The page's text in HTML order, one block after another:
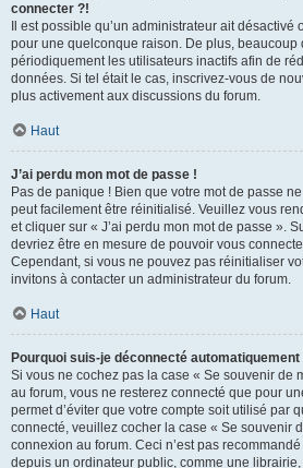
connecter ?!
Il est possible qu’un administrateur ait désactivé
pour une quelconque raison. De plus, beaucoup
périodiquement les utilisateurs inactifs afin de
données. Si tel était le cas, inscrivez-vous de
plus activement aux discussions du forum.
Haut
J’ai perdu mon mot de passe !
Pas de panique ! Bien que votre mot de passe
peut facilement être réinitialisé. Veuillez vous
et cliquer sur « J’ai perdu mon mot de passe ».
devriez être en mesure de pouvoir vous
Cependant, si vous ne pouvez pas réinitialiser
invitons à contacter un administrateur du forum.
Haut
Pourquoi suis-je déconnecté automatiquement
Si vous ne cochez pas la case « Se souvenir de
au forum, vous ne resterez connecté que pour
permet d’éviter que votre compte soit utilisé par
connecté, veuillez cocher la case « Se souvenir
connexion au forum. Ceci n’est pas
depuis un ordinateur public, comme une